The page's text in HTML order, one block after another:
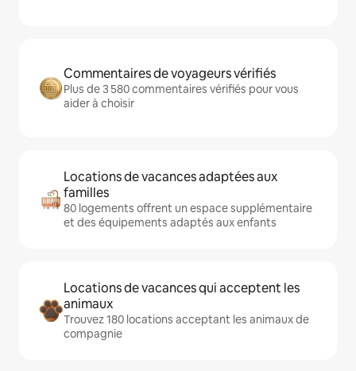
Commentaires de voyageurs vérifiés
Plus de 3 580 commentaires vérifiés pour vous
aider à choisir
Locations de vacances adaptées aux
familles
80 logements offrent un espace supplémentaire
et des équipements adaptés aux enfants
Locations de vacances qui acceptent les
animaux
Trouvez 180 locations acceptant les animaux de
compagnie